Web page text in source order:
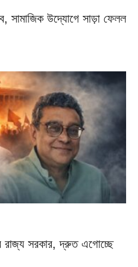
সামাজিক উদ্যোগে সাড়া ফেলল
রাজ্য সরকার, দ্রুত এগোচ্ছে